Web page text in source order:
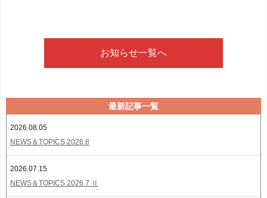
お知らせ一覧へ
最新記事一覧
2026.08.05
NEWS＆TOPICS 2026.8
2026.07.15
NEWS＆TOPICS 2026.7 Ⅱ